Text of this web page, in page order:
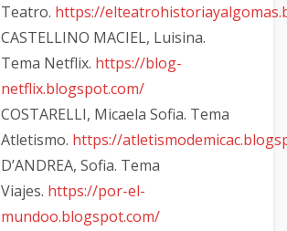
Teatro. https://
CASTELLINO MACIEL, Luisina.
Tema Netflix. https://blog-
netflix.blogspot.com/
COSTARELLI, Micaela Sofia. Tema
Atletismo. https://
D’ANDREA, Sofia. Tema
Viajes. https://por-el-
mundoo.blogspot.com/